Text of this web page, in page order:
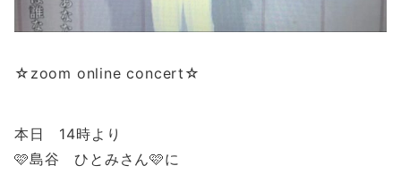
☆zoom online concert☆
本日 14時より
🩷島谷 ひとみさん🩷に